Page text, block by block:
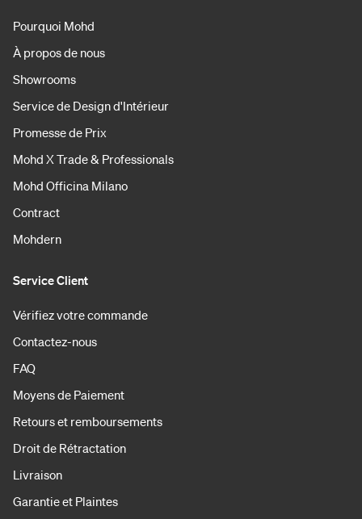
Pourquoi Mohd
À propos de nous
Showrooms
Service de Design d'Intérieur
Promesse de Prix
Mohd X Trade & Professionals
Mohd Officina Milano
Contract
Mohdern
Service Client
Vérifiez votre commande
Contactez-nous
FAQ
Moyens de Paiement
Retours et remboursements
Droit de Rétractation
Livraison
Garantie et Plaintes